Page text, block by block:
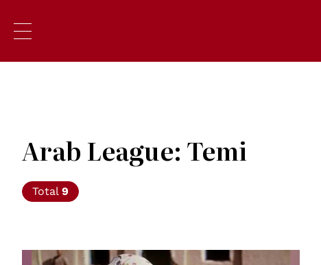
Arab League: Temi
Total 9
© UNESCO